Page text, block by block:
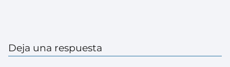
Deja una respuesta